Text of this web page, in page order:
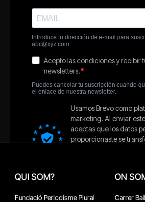
QUI SOM?
Fundació Periodisme Plural
ON
Carrer